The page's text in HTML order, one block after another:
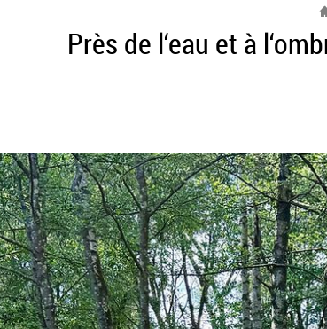
Près de l‘eau et à